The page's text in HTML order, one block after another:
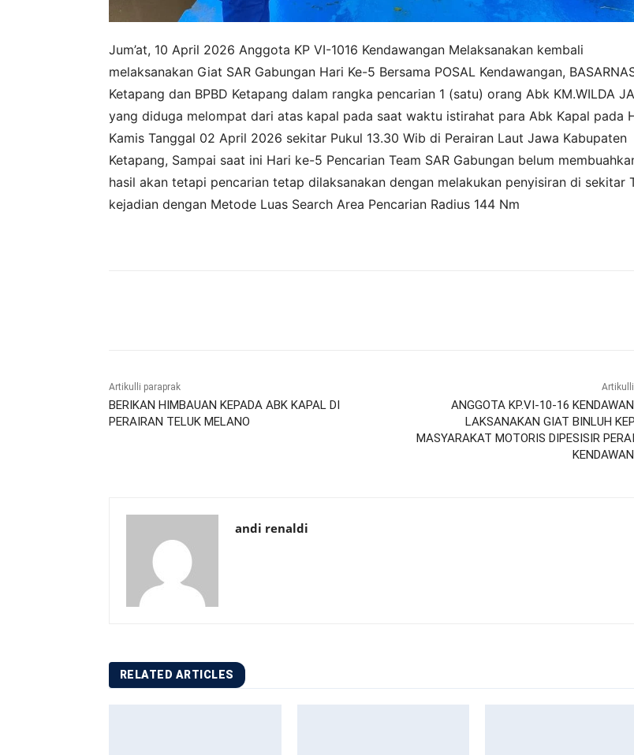
Jum’at, 10 April 2026 Anggota KP VI-1016 Kendawangan Melaksanakan kembali
melaksanakan Giat SAR Gabungan Hari Ke-5 Bersama POSAL Kendawangan,
Ketapang dan BPBD Ketapang dalam rangka pencarian 1 (satu) orang Abk KM.WILDA
yang diduga melompat dari atas kapal pada saat waktu istirahat para Abk Kapal pada
Kamis Tanggal 02 April 2026 sekitar Pukul 13.30 Wib di Perairan Laut Jawa Kabupaten
Ketapang, Sampai saat ini Hari ke-5 Pencarian Team SAR Gabungan belum
hasil akan tetapi pencarian tetap dilaksanakan dengan melakukan penyisiran di sekitar
kejadian dengan Metode Luas Search Area Pencarian Radius 144 Nm
Artikulli paraprak
BERIKAN HIMBAUAN KEPADA ABK KAPAL DI
PERAIRAN TELUK MELANO
ANGGOTA KP.VI-10-16
LAKSANAKAN GIAT BINLUH
MASYARAKAT MOTORIS DIPESISIR
andi renaldi
RELATED ARTICLES